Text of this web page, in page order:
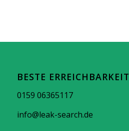
BESTE ERREICHBARKEIT
0159 06365117
info@leak-search.de